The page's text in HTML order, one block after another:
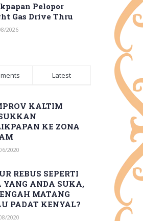
Pelopor
Gas Drive Thru
2026
Latest
KALTIM
KE ZONA
2020
REBUS SEPERTI
YANG ANDA SUKA,
MATANG
PADAT KENYAL?
2020